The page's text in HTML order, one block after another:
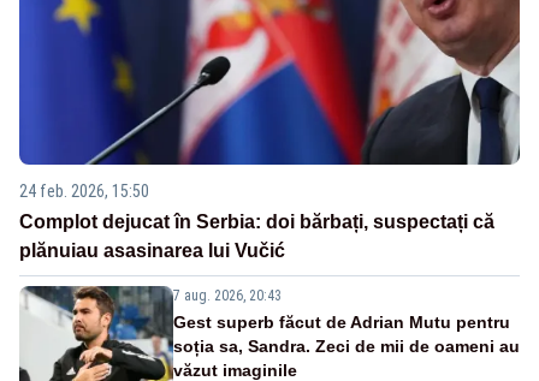
24 feb. 2026, 15:50
Complot dejucat în Serbia: doi bărbați, suspectați că
plănuiau asasinarea lui Vučić
7 aug. 2026, 20:43
Gest superb făcut de Adrian Mutu pentru
soția sa, Sandra. Zeci de mii de oameni au
văzut imaginile